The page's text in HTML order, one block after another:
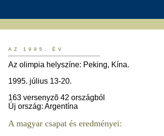
AZ 1995. ÉV
Az olimpia helyszíne: Peking, Kína.
1995. július 13-20.
163 versenyzõ 42 országból
Új ország: Argentína
A magyar csapat és eredményei: